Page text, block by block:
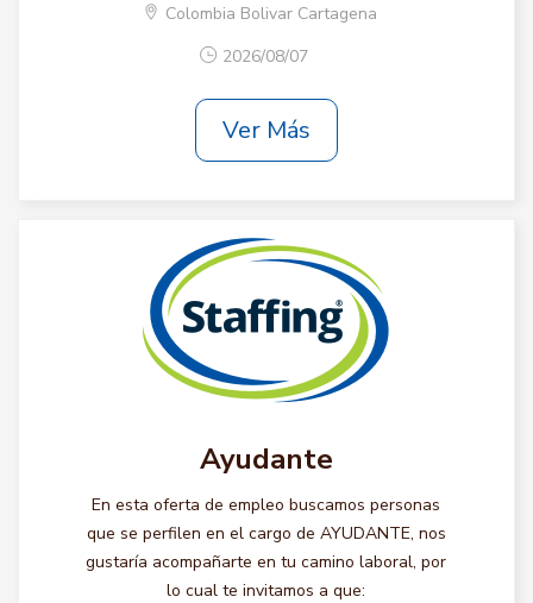
Colombia Bolivar Cartagena
2026/08/07
Ver Más
Ayudante
En esta oferta de empleo buscamos personas
que se perfilen en el cargo de AYUDANTE, nos
gustaría acompañarte en tu camino laboral, por
lo cual te invitamos a que: